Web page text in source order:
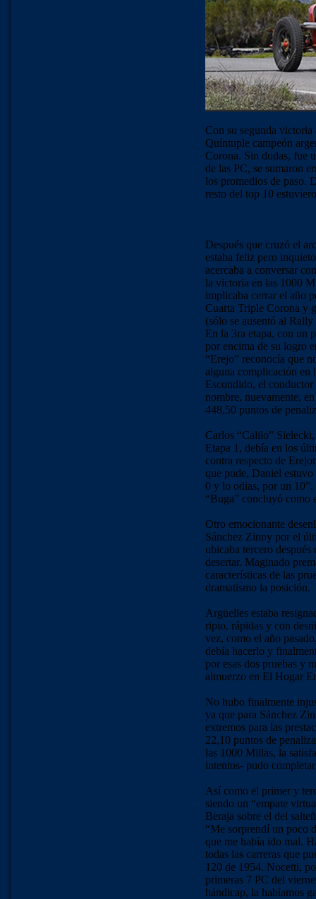
Con su segunda
Quíntuple campeón
Corona. Sin dudas, fue
de las PC, se sumaron
los promedios de paso.
resto del top 10
Después que cruzó el
estaba feliz pero
acercaba a conversar
la victoria en las 1000
implicaba cerrar el año
Cuarta Triple Corona y
(sólo se ausentó al
En la 3ra etapa, con un
por encima de su logro
“Erejo” reconocía que
alguna complicación en
Escondido, el
nombre, nuevamente,
448,50 puntos de
Carlos “Calilo”
Etapa 1, debía en los
contra respecto de
que pude, Daniel estuvo
0 y lo odias, por un
“Buga” concluyó como
Otro emocionante
Sánchez Zinny por el
ubicaba tercero
desertar. Maginado
características de las
dramatismo la posición.
Argüelles estaba
ripio, rápidas y con
vez, como el año
debía hacerlo y
por esas dos pruebas y
almuerzo en El Hogar
No hubo finalmente
ya que para Sánchez
extremos para las
22,10 puntos de
las 1000 Millas, la
intentos- pudo
Así como el primer y
siendo un “empate
Beraja sobre el del
“Me sorprendí un poco
que me había ido mal.
todas las carreras que
120 de 1954. Nocetti,
primeras 7 PC del
hándicap, la habíamos